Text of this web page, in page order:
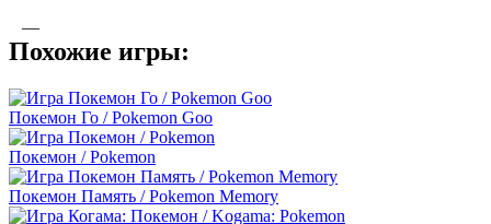
—
Похожие игры:
Покемон Го / Pokemon Goo
Покемон / Pokemon
Покемон Память / Pokemon Memory